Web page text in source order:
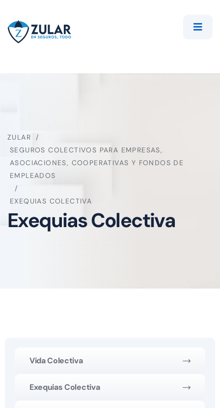
ZULAR
SEGUROS COLECTIVOS PARA EMPRESAS,
ASOCIACIONES, COOPERATIVAS Y FONDOS DE
EMPLEADOS
EXEQUIAS COLECTIVA
Exequias Colectiva
Vida Colectiva
Exequias Colectiva